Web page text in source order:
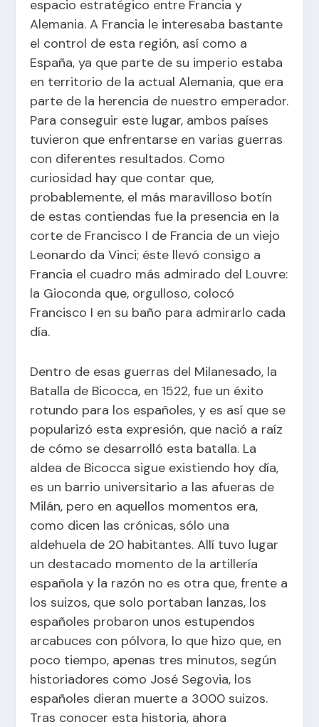
espacio estratégico entre Francia y
Alemania. A Francia le interesaba bastante
el control de esta región, así como a
España, ya que parte de su imperio estaba
en territorio de la actual Alemania, que era
parte de la herencia de nuestro emperador.
Para conseguir este lugar, ambos países
tuvieron que enfrentarse en varias guerras
con diferentes resultados. Como
curiosidad hay que contar que,
probablemente, el más maravilloso botín
de estas contiendas fue la presencia en la
corte de Francisco I de Francia de un viejo
Leonardo da Vinci; éste llevó consigo a
Francia el cuadro más admirado del Louvre:
la Gioconda que, orgulloso, colocó
Francisco I en su baño para admirarlo cada
día.
Dentro de esas guerras del Milanesado, la
Batalla de Bicocca, en 1522, fue un éxito
rotundo para los españoles, y es así que se
popularizó esta expresión, que nació a raíz
de cómo se desarrolló esta batalla. La
aldea de Bicocca sigue existiendo hoy día,
es un barrio universitario a las afueras de
Milán, pero en aquellos momentos era,
como dicen las crónicas, sólo una
aldehuela de 20 habitantes. Allí tuvo lugar
un destacado momento de la artillería
española y la razón no es otra que, frente a
los suizos, que solo portaban lanzas, los
españoles probaron unos estupendos
arcabuces con pólvora, lo que hizo que, en
poco tiempo, apenas tres minutos, según
historiadores como José Segovia, los
españoles dieran muerte a 3000 suizos.
Tras conocer esta historia, ahora